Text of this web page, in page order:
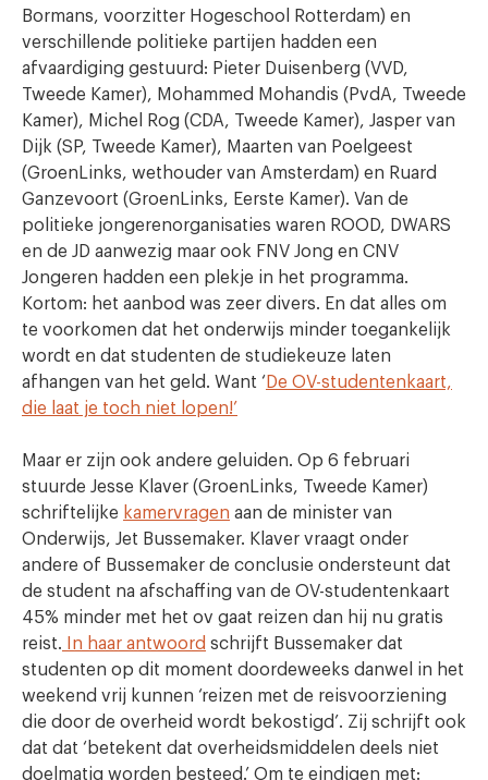
Bormans, voorzitter Hogeschool Rotterdam) en
verschillende politieke partijen hadden een
afvaardiging gestuurd: Pieter Duisenberg (VVD,
Tweede Kamer), Mohammed Mohandis (PvdA, Tweede
Kamer), Michel Rog (CDA, Tweede Kamer), Jasper van
Dijk (SP, Tweede Kamer), Maarten van Poelgeest
(GroenLinks, wethouder van Amsterdam) en Ruard
Ganzevoort (GroenLinks, Eerste Kamer). Van de
politieke jongerenorganisaties waren ROOD, DWARS
en de JD aanwezig maar ook FNV Jong en CNV
Jongeren hadden een plekje in het programma.
Kortom: het aanbod was zeer divers. En dat alles om
te voorkomen dat het onderwijs minder toegankelijk
wordt en dat studenten de studiekeuze laten
afhangen van het geld. Want ‘ De OV-studentenkaart,
die laat je toch niet lopen!’
Maar er zijn ook andere geluiden. Op 6 februari
stuurde Jesse Klaver (GroenLinks, Tweede Kamer)
schriftelijke kamervragen aan de minister van
Onderwijs, Jet Bussemaker. Klaver vraagt onder
andere of Bussemaker de conclusie ondersteunt dat
de student na afschaffing van de OV-studentenkaart
45% minder met het ov gaat reizen dan hij nu gratis
reist. In haar antwoord schrijft Bussemaker dat
studenten op dit moment doordeweeks danwel in het
weekend vrij kunnen ‘reizen met de reisvoorziening
die door de overheid wordt bekostigd’. Zij schrijft ook
dat dat ‘betekent dat overheidsmiddelen deels niet
doelmatig worden besteed.’ Om te eindigen met: